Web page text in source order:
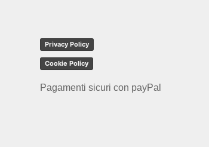
Privacy Policy
Cookie Policy
Pagamenti sicuri con payPal